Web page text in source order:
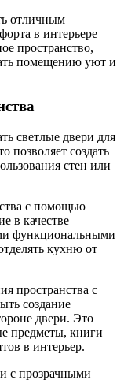
отличным
в интерьере
пространство,
помещению уют и
светлые двери для
позволяет создать
стен или
с помощью
в качестве
функциональными
кухню от
пространства с
создание
двери. Это
предметы, книги
в интерьер.
с прозрачными